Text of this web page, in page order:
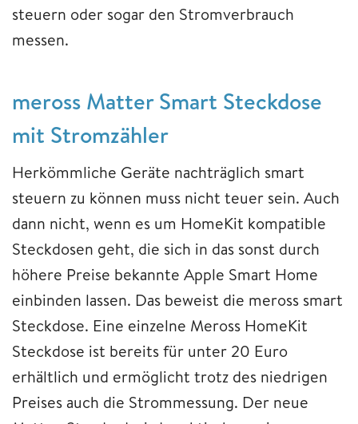
steuern oder sogar den Stromverbrauch
messen.
meross Matter Smart Steckdose
mit Stromzähler
Herkömmliche Geräte nachträglich smart
steuern zu können muss nicht teuer sein. Auch
dann nicht, wenn es um HomeKit kompatible
Steckdosen geht, die sich in das sonst durch
höhere Preise bekannte Apple Smart Home
einbinden lassen. Das beweist die meross smart
Steckdose. Eine einzelne Meross HomeKit
Steckdose ist bereits für unter 20 Euro
erhältlich und ermöglicht trotz des niedrigen
Preises auch die Strommessung. Der neue